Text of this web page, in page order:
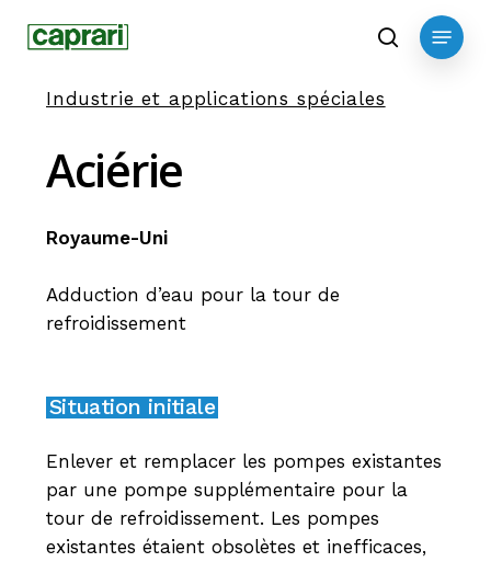
content
search
Menu
Industrie et applications spéciales
Aciérie
Royaume-Uni
Adduction d’eau pour la tour de
refroidissement
Situation initiale
Enlever et remplacer les pompes existantes
par une pompe supplémentaire pour la
tour de refroidissement. Les pompes
existantes étaient obsolètes et inefficaces,